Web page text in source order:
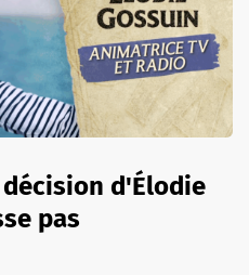
d'Élodie
pas